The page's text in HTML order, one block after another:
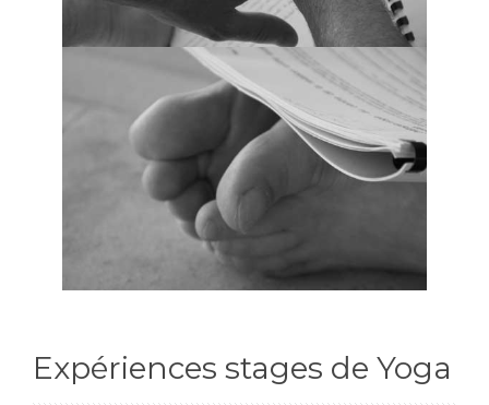
Expériences stages de Yoga